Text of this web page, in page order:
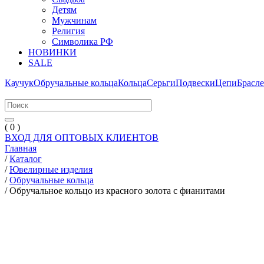
Детям
Мужчинам
Религия
Символика РФ
НОВИНКИ
SALE
КаучукОбручальные кольцаКольцаСерьгиПодвескиЦепи
( 0 )
ВХОД ДЛЯ ОПТОВЫХ КЛИЕНТОВ
Главная
/ Каталог
/ Ювелирные изделия
/ Обручальные кольца
/ Обручальное кольцо из красного золота с фианитами